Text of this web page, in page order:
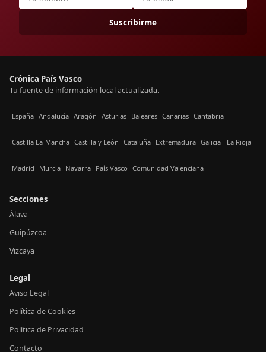
Suscribirme
Crónica País Vasco
Tu fuente de información local actualizada.
España Andalucía Aragón Asturias Baleares Canarias Cantabria
Castilla La-Mancha Castilla y León Cataluña Extremadura Galicia La Rioja
Madrid Murcia Navarra País Vasco Comunidad Valenciana
Secciones
Álava
Guipúzcoa
Vizcaya
Legal
Aviso Legal
Política de Cookies
Política de Privacidad
Contacto